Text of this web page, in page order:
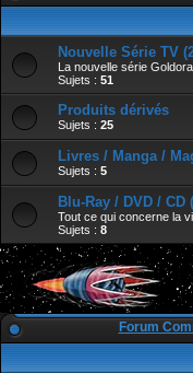
Nouvelle Série TV
La nouvelle série
Sujets : 51
Produits dérivés
Sujets : 25
Livres / Manga /
Sujets : 5
Blu-Ray / DVD /
Tout ce qui concerne la
Sujets : 8
Forum